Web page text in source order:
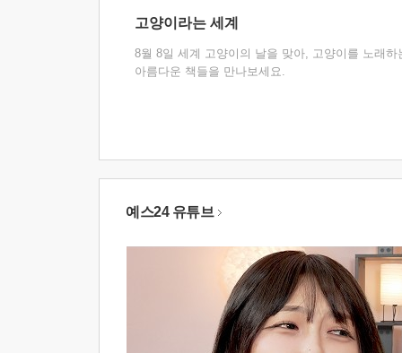
고양이라는 세계
8월 8일 세계 고양이의 날을 맞아, 고양이를 노래하
아름다운 책들을 만나보세요.
예스24 유튜브